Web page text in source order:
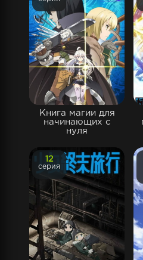
Книга магии для
начинающих с
нуля
12
серия